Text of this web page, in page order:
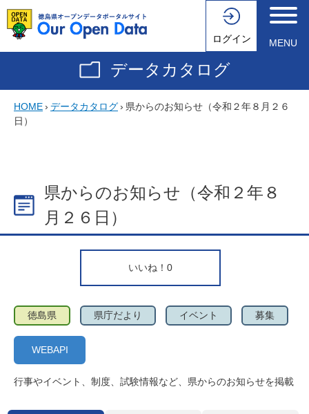
ログイン MENU
データカタログ
HOME› データカタログ› 県からのお知らせ（令和２年８月２６
日）
県からのお知らせ（令和２年８
月２６日）
いいね！ 0
徳島県 県庁だより イベント 募集
WEBAPI
行事やイベント、制度、試験情報など、県からのお知らせを掲載